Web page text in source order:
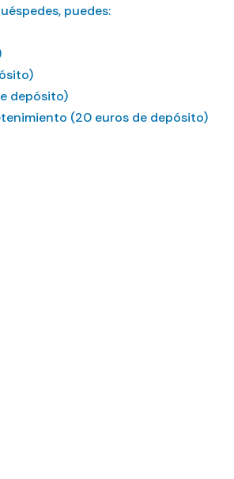
puedes:
depósito)
(20 euros de depósito)